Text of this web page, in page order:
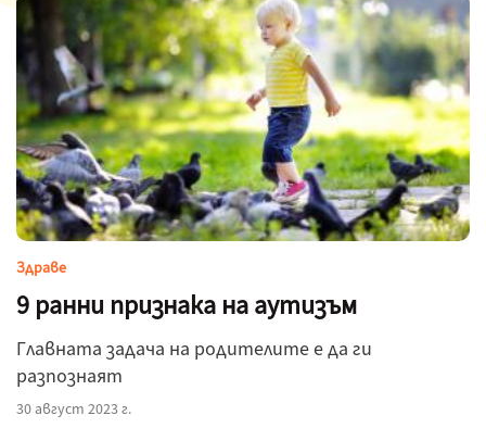
Здраве
9 ранни признака на аутизъм
Главната задача на родителите е да ги
разпознаят
30 август 2023 г.